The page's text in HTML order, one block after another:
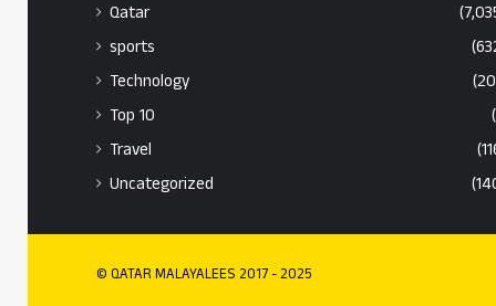
Qatar
sports
Technology
Top 10
Travel
Uncategorized
© QATAR MALAYALEES 2017 - 2025